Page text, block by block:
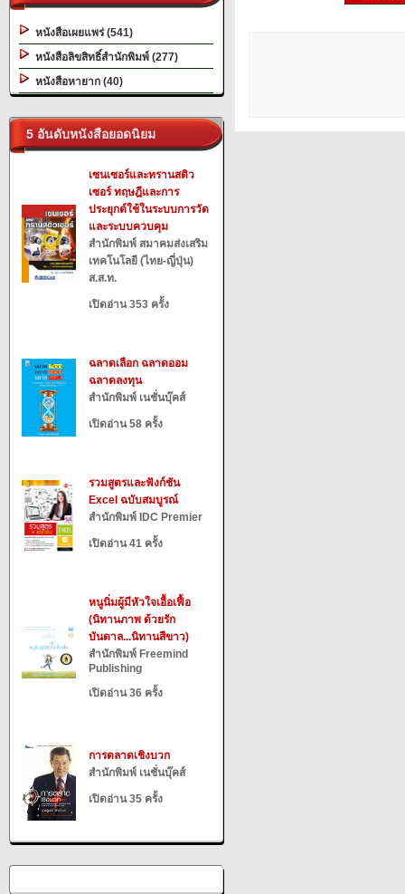
หนังสือเผยแพร่ (541)
หนังสือลิขสิทธิ์สำนักพิมพ์ (277)
หนังสือหายาก (40)
5 อันดับหนังสือยอดนิยม
เซนเซอร์และทรานสดิว
เซอร์ ทฤษฎีและการ
ประยุกต์ใช้ในระบบการวัด
และระบบควบคุม
สำนักพิมพ์ สมาคมส่งเสริม
เทคโนโลยี (ไทย-ญี่ปุ่น)
ส.ส.ท.
เปิดอ่าน 353 ครั้ง
ฉลาดเลือก ฉลาดออม
ฉลาดลงทุน
สำนักพิมพ์ เนชั่นบุ๊คส์
เปิดอ่าน 58 ครั้ง
รวมสูตรและฟังก์ชัน
Excel ฉบับสมบูรณ์
สำนักพิมพ์ IDC Premier
เปิดอ่าน 41 ครั้ง
หนูนิ่มผู้มีหัวใจเอื้อเฟื้อ
(นิทานภาพ ด้วยรัก
บันดาล...นิทานสีขาว)
สำนักพิมพ์ Freemind
Publishing
เปิดอ่าน 36 ครั้ง
การตลาดเชิงบวก
สำนักพิมพ์ เนชั่นบุ๊คส์
เปิดอ่าน 35 ครั้ง